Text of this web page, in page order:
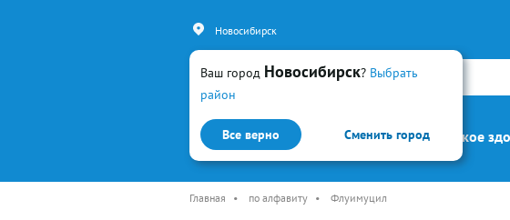
Ваш город Новосибирск? Выбрать
район
Все верно Сменить город
Новосибирск
Искать
Каталог Простуда и гриппЖенское
Главная • по алфавиту • Флуимуцил